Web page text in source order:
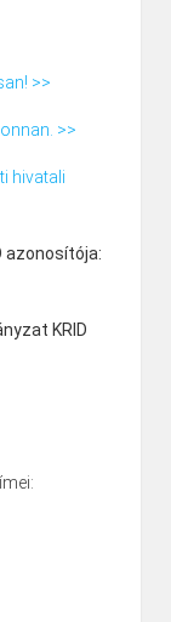
>>
>>
hivatali
azonosítója:
KRID